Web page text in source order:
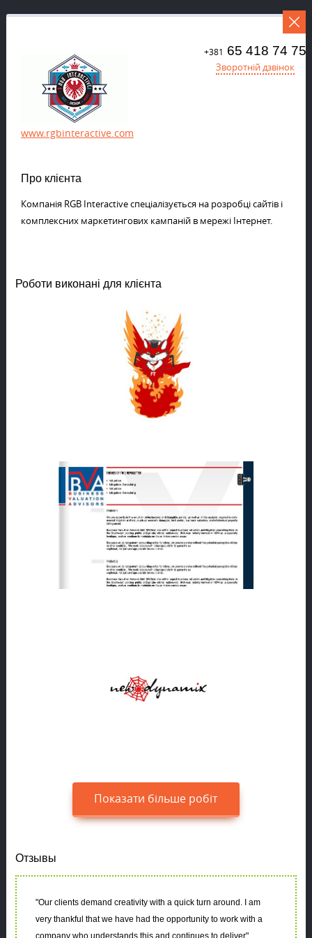
www.rgbinteractive.com
Про клієнта
Компанія RGB Interactive спеціалізується на розробці сайтів і
комплексних маркетингових кампаній в мережі Інтернет.
+381 65 418 74 75
Зворотній дзвінок
Роботи виконані для клієнта
Показати більше робіт
Отзывы
"Our clients demand creativity with a quick turn around. I am
very thankful that we have had the opportunity to work with a
company who understands this and continues to deliver"